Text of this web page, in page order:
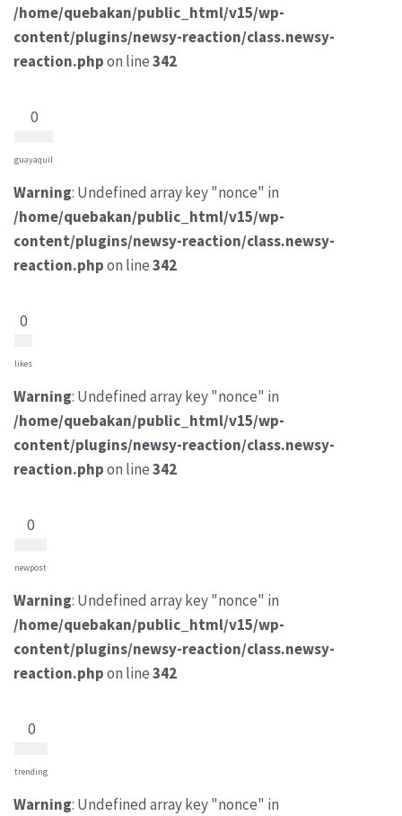
/home/quebakan/public_html/v15/wp-
content/plugins/newsy-reaction/class.newsy-
reaction.phpon line342
0
guayaquil
Warning: Undefined array key "nonce" in
/home/quebakan/public_html/v15/wp-
content/plugins/newsy-reaction/class.newsy-
reaction.phpon line342
0
likes
Warning: Undefined array key "nonce" in
/home/quebakan/public_html/v15/wp-
content/plugins/newsy-reaction/class.newsy-
reaction.phpon line342
0
newpost
Warning: Undefined array key "nonce" in
/home/quebakan/public_html/v15/wp-
content/plugins/newsy-reaction/class.newsy-
reaction.phpon line342
0
trending
Warning: Undefined array key "nonce" in